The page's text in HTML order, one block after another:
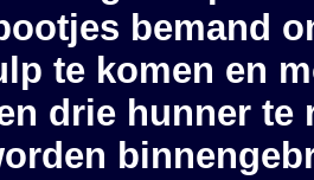
bemand
te komen en
drie hunner te